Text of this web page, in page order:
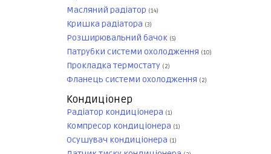
Масляний радіатор (14)
Кришка радіатора (3)
Розширювальний бачок (5)
Патрубки системи охолодження (10)
Прокладка термостату (2)
Фланець системи охолодження (2)
Кондиціонер
Радіатор кондиціонера (1)
Компресор кондиціонера (1)
Осушувач кондиціонера (1)